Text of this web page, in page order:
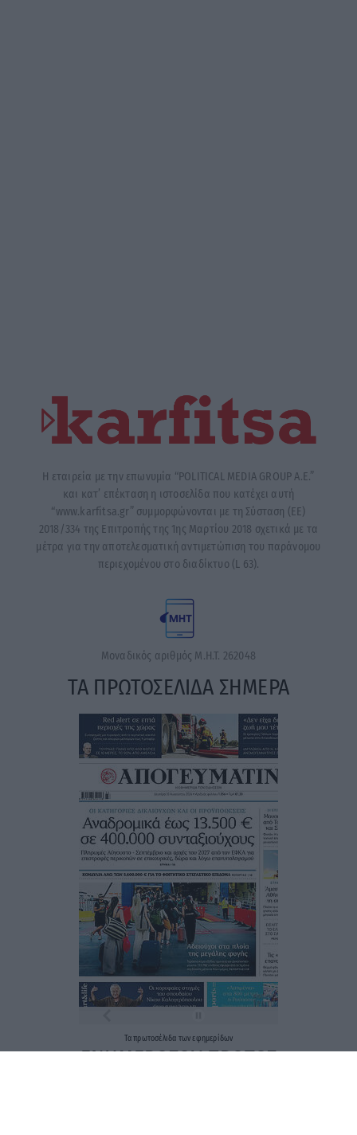
Η εταιρεία με την επωνυμία “POLITICAL MEDIA GROUP A.E.”
και κατ’ επέκταση η ιστοσελίδα που κατέχει αυτή
“www.karfitsa.gr” συμμορφώνονται με τη Σύσταση (ΕΕ)
2018/334 της Επιτροπής της 1ης Μαρτίου 2018 σχετικά με τα
μέτρα για την αποτελεσματική αντιμετώπιση του παράνομου
περιεχομένου στο διαδίκτυο (L 63).
Μοναδικός αριθμός Μ.Η.Τ. 262048
ΤΑ ΠΡΩΤΟΣΕΛΙΔΑ ΣΗΜΕΡΑ
Ταπρωτοσέλιδα τωνεφημερίδων
ΕΝΗΜΕΡΩΣΟΥ ΠΡΩΤΟΣ